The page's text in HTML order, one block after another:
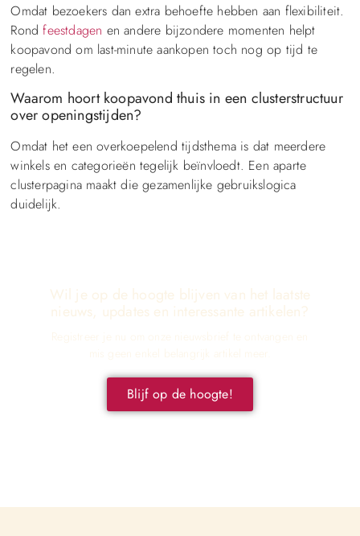
Omdat bezoekers dan extra behoefte hebben aan flexibiliteit.
Rondfeestdagen en andere bijzondere momenten helpt
koopavond om last-minute aankopen toch nog op tijd te
regelen.
Waarom hoort koopavond thuis in een clusterstructuur
over openingstijden?
Omdat het een overkoepelend tijdsthema is dat meerdere
winkels en categorieën tegelijk beïnvloedt. Een aparte
clusterpagina maakt die gezamenlijke gebruikslogica
duidelijk.
Wil je op de hoogte blijven van het laatste
nieuws, updates en interessante artikelen?
Registreer je nu om onze nieuwsbrief te ontvangen en
mis geen enkel belangrijk artikel meer.
Blijf op de hoogte!